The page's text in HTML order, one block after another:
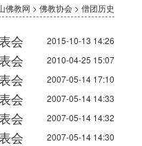
佛教网 > 佛教协会 > 僧团历史
会 2015-10-13 14:26
会 2010-04-25 15:07
会 2007-05-14 17:10
会 2007-05-14 14:33
会 2007-05-14 14:32
会 2007-05-14 14:30